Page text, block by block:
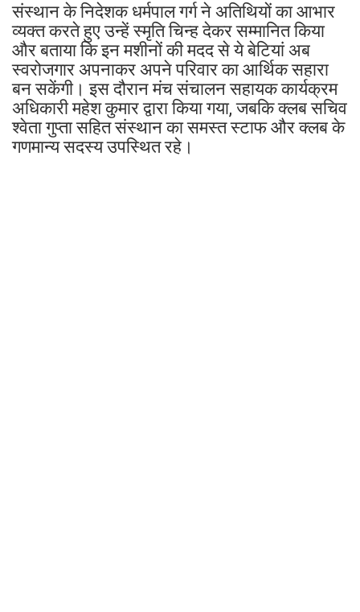
संस्थान के निदेशक धर्मपाल गर्ग ने अतिथियों का आभार
व्यक्त करते हुए उन्हें स्मृति चिन्ह देकर सम्मानित किया
और बताया कि इन मशीनों की मदद से ये बेटियां अब
स्वरोजगार अपनाकर अपने परिवार का आर्थिक सहारा
बन सकेंगी। इस दौरान मंच संचालन सहायक कार्यक्रम
अधिकारी महेश कुमार द्वारा किया गया, जबकि क्लब सचिव
श्वेता गुप्ता सहित संस्थान का समस्त स्टाफ और क्लब के
गणमान्य सदस्य उपस्थित रहे।